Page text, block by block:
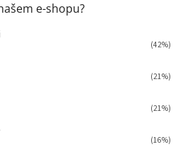
e-shopu?
(42%)
(21%)
(21%)
(16%)